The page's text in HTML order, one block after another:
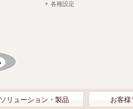
各種設定
ソリューション・製品 お客様